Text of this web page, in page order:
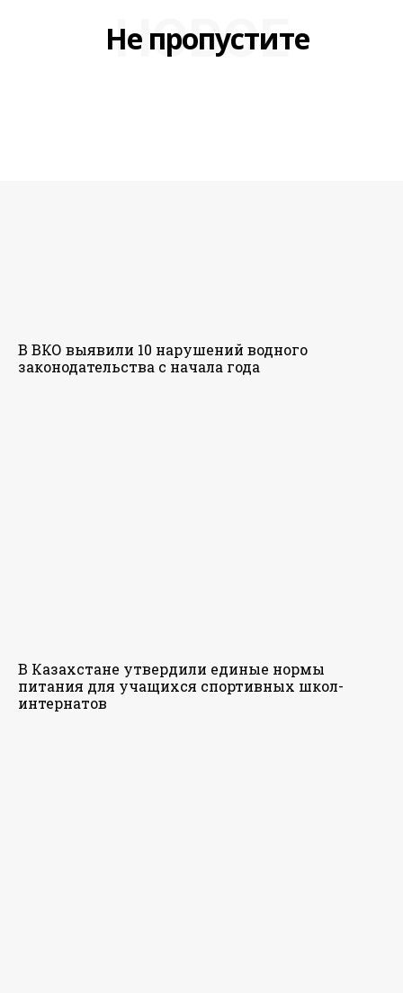
Не пропустите
НОВОЕ
В ВКО выявили 10 нарушений водного
законодательства с начала года
В Казахстане утвердили единые нормы
питания для учащихся спортивных школ-
интернатов